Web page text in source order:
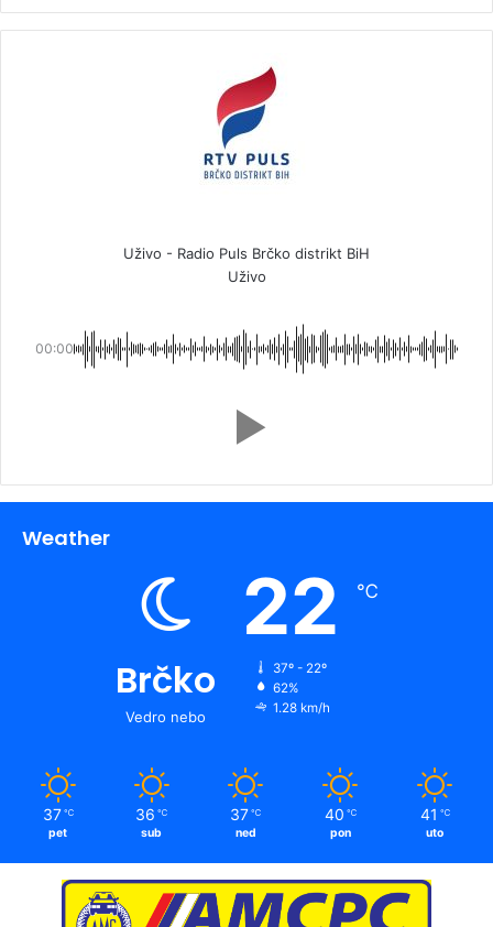
Uživo - Radio Puls Brčko distrikt BiH
Uživo
00:00
Weather
Brčko
Vedro nebo
22 ℃
37º - 22º
62%
1.28 km/h
37 ℃
pet
36 ℃
sub
37 ℃
ned
40 ℃
pon
41 ℃
uto